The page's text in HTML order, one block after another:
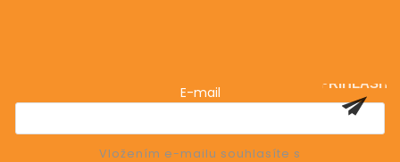
E-mail
Vložením e-mailu souhlasíte s
PŘIHLÁSIT